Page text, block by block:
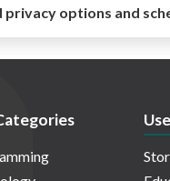
options and